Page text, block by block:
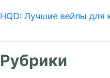
HQD: Лучшие вейпы для
Рубрики